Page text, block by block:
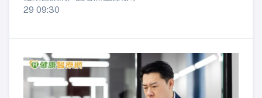
29 09:30